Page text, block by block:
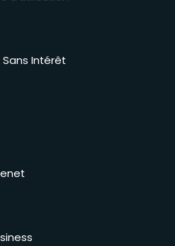
Intérêt